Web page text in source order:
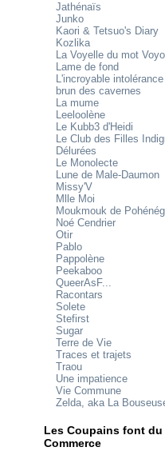
Jathénaïs
Junko
Kaori & Tetsuo's Diary
Kozlika
La Voyelle du mot
Lame de fond
L'incroyable
brun des cavernes
La mume
Leeloolène
Le Kubb3 d'Heidi
Le Club des Filles
Délurées
Le Monolecte
Lune de Male-Daumon
Missy'V
Mlle Moi
Moukmouk de
Noé Cendrier
Otir
Pablo
Pappolène
Peekaboo
QueerAsF...
Racontars
Solete
Stefirst
Sugar
Terre de Vie
Traces et trajets
Traou
Une impatience
Vie Commune
Zelda, aka La
Les Coupains font du
Commerce